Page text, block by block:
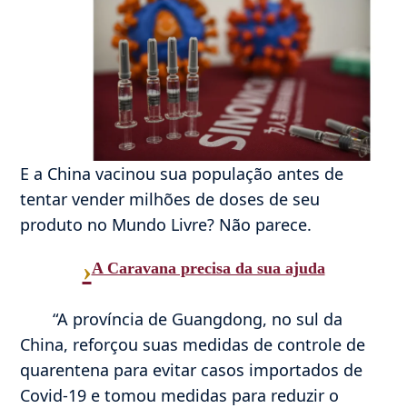
E a China vacinou sua população antes de
tentar vender milhões de doses de seu
produto no Mundo Livre? Não parece.
›A Caravana precisa da sua ajuda
“A província de Guangdong, no sul da
China, reforçou suas medidas de controle de
quarentena para evitar casos importados de
Covid-19 e tomou medidas para reduzir o